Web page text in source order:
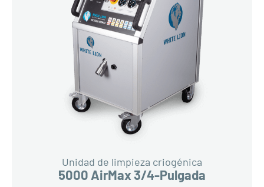
Unidad de limpieza criogénica
5000 AirMax 3/4-Pulgada